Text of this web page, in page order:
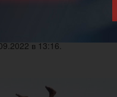
опять
в 13:16.